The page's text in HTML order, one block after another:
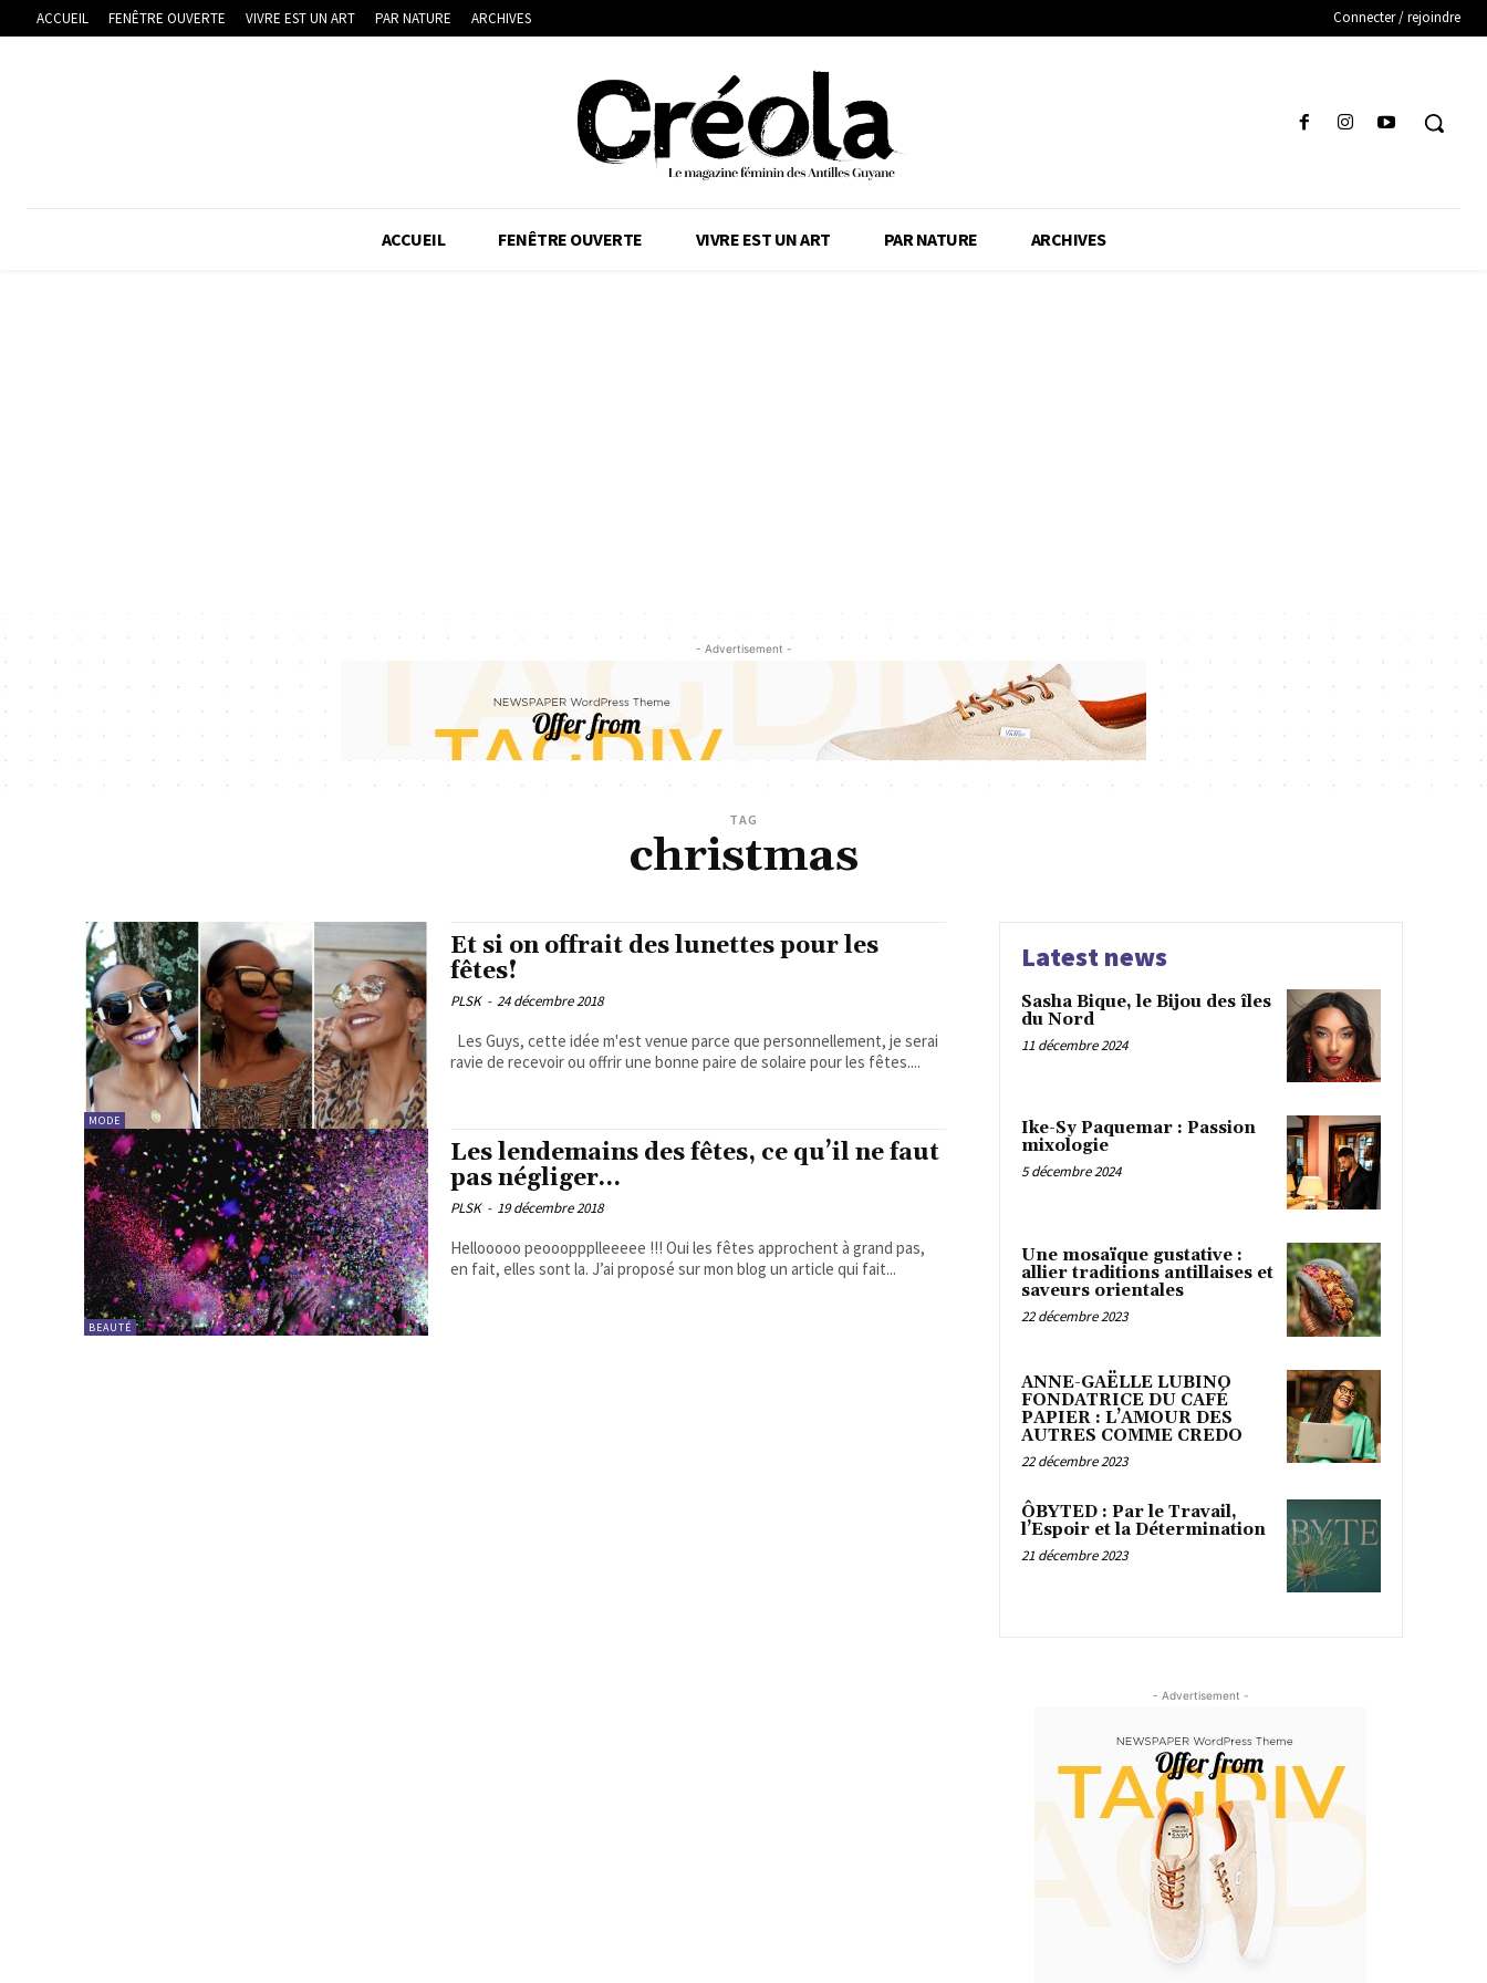
ACCUEIL FENÊTRE OUVERTE VIVRE EST UN ART PAR NATURE ARCHIVES Connecter / rejoindre
ACCUEIL FENÊTRE OUVERTE VIVRE EST UN ART PAR NATURE ARCHIVES
- Advertisement -
TAG
christmas
MODE
Et si on offrait des lunettes pour les
fêtes!
PLSK - 24 décembre 2018
ravie de recevoir ou offrir une bonne paire de solaire pour les fêtes....
BEAUTÉ
Les lendemains des fêtes, ce qu’il ne faut
pas négliger…
PLSK - 19 décembre 2018
Hellooooo peoooppplleeeee !!! Oui les fêtes approchent à grand pas,
en fait, elles sont la. J’ai proposé sur mon blog un article qui fait...
Latest news
Sasha Bique, le Bijou des îles
du Nord
11 décembre 2024
Ike-Sy Paquemar : Passion
mixologie
5 décembre 2024
Une mosaïque gustative :
allier traditions antillaises et
saveurs orientales
22 décembre 2023
ANNE-GAËLLE LUBINO
FONDATRICE DU CAFÉ
PAPIER : L’AMOUR DES
AUTRES COMME CREDO
22 décembre 2023
ÔBYTED : Par le Travail,
l’Espoir et la Détermination
21 décembre 2023
- Advertisement -